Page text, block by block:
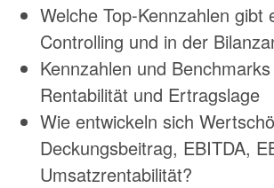
Welche Top-Kennzahlen gibt
Controlling und in der
Kennzahlen und
Rentabilität und Ertragslage
Wie entwickeln sich
Deckungsbeitrag, EBITDA,
Umsatzrentabilität?